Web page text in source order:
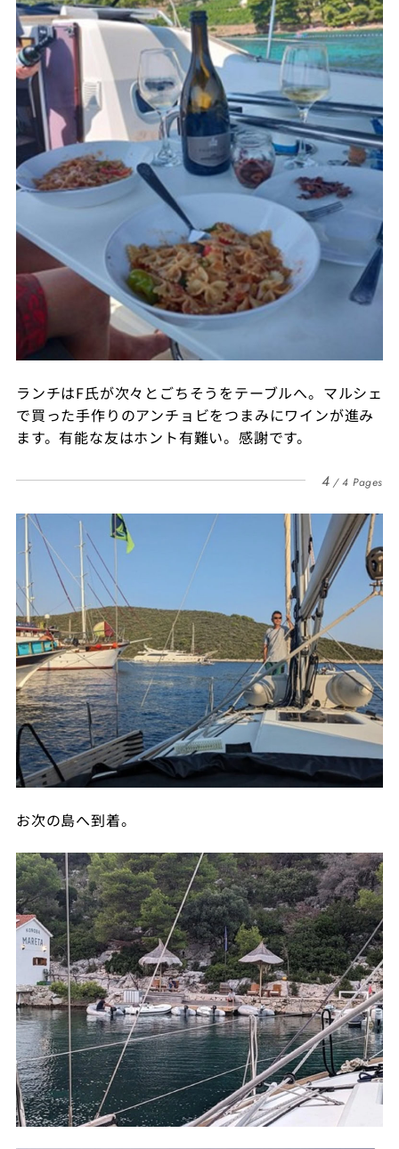
ランチはF氏が次々とごちそうをテーブルへ。マルシェ
で買った手作りのアンチョビをつまみにワインが進み
ます。有能な友はホント有難い。感謝です。
4 4 Pages
お次の島へ到着。